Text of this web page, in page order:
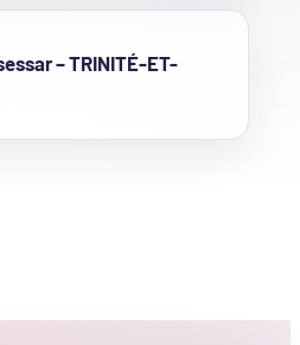
– TRINITÉ-ET-